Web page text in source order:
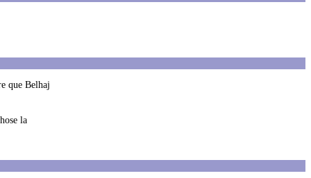
que Belhaj
la